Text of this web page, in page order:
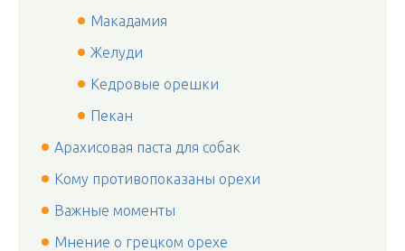
Макадамия
Желуди
Кедровые орешки
Пекан
Арахисовая паста для собак
Кому противопоказаны орехи
Важные моменты
Мнение о грецком орехе